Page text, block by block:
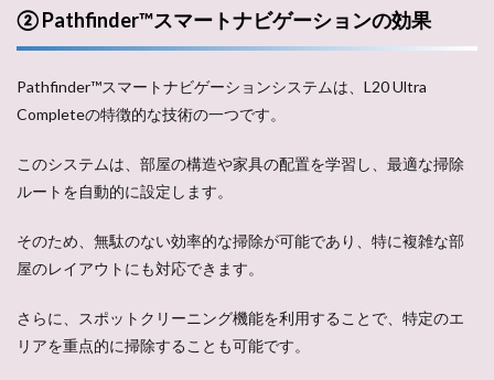
② Pathfinder™スマートナビゲーションの効果
Pathfinder™スマートナビゲーションシステムは、L20 Ultra
Completeの特徴的な技術の一つです。
このシステムは、部屋の構造や家具の配置を学習し、最適な掃除
ルートを自動的に設定します。
そのため、無駄のない効率的な掃除が可能であり、特に複雑な部
屋のレイアウトにも対応できます。
さらに、スポットクリーニング機能を利用することで、特定のエ
リアを重点的に掃除することも可能です。